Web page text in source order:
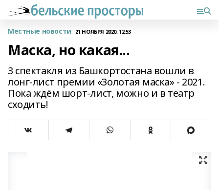
Местные новости 21 НОЯБРЯ 2020, 12:53
Маска, но какая...
3 спектакля из Башкортостана вошли в
лонг-лист премии «Золотая маска» - 2021.
Пока ждём шорт-лист, можно и в театр
сходить!